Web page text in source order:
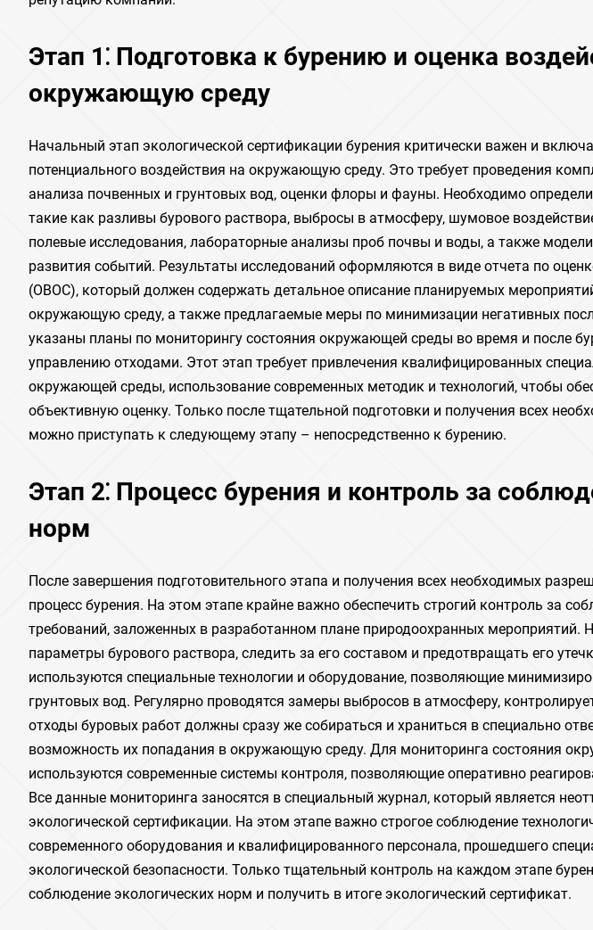
Этап 1⁚ Подготовка к бурению и оценка
окружающую среду
Начальный этап экологической сертификации бурения критически важен и
потенциального воздействия на окружающую среду. Это требует проведения
анализа почвенных и грунтовых вод‚ оценки флоры и фауны. Необходимо
такие как разливы бурового раствора‚ выбросы в атмосферу‚ шумовое
полевые исследования‚ лабораторные анализы проб почвы и воды‚ а также
развития событий. Результаты исследований оформляются в виде отчета по
(ОВОС)‚ который должен содержать детальное описание планируемых
окружающую среду‚ а также предлагаемые меры по минимизации негативных
указаны планы по мониторингу состояния окружающей среды во время и после
управлению отходами. Этот этап требует привлечения квалифицированных
окружающей среды‚ использование современных методик и технологий‚ чтобы
объективную оценку. Только после тщательной подготовки и получения всех
можно приступать к следующему этапу – непосредственно к бурению.
Этап 2⁚ Процесс бурения и контроль за
норм
После завершения подготовительного этапа и получения всех необходимых
процесс бурения. На этом этапе крайне важно обеспечить строгий контроль за
требований‚ заложенных в разработанном плане природоохранных мероприятий.
параметры бурового раствора‚ следить за его составом и предотвращать его
используются специальные технологии и оборудование‚ позволяющие
грунтовых вод. Регулярно проводятся замеры выбросов в атмосферу‚
отходы буровых работ должны сразу же собираться и храниться в специально
возможность их попадания в окружающую среду. Для мониторинга состояния
используются современные системы контроля‚ позволяющие оперативно
Все данные мониторинга заносятся в специальный журнал‚ который является
экологической сертификации. На этом этапе важно строгое соблюдение
современного оборудования и квалифицированного персонала‚ прошедшего
экологической безопасности. Только тщательный контроль на каждом этапе
соблюдение экологических норм и получить в итоге экологический сертификат.